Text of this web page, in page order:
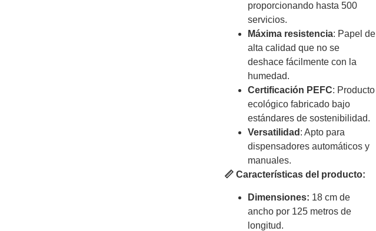
proporcionando hasta 500
servicios.
Máxima resistencia: Papel de
alta calidad que no se
deshace fácilmente con la
humedad.
Certificación PEFC: Producto
ecológico fabricado bajo
estándares de sostenibilidad.
Versatilidad : Apto para
dispensadores automáticos y
manuales.
📏 Características del producto:
Dimensiones: 18 cm de
ancho por 125 metros de
longitud.